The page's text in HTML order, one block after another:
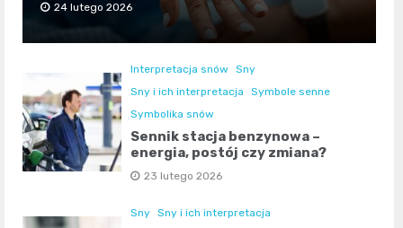
24 lutego 2026
Interpretacja snów
Sny
Sny i ich interpretacja
Symbole senne
Symbolika snów
Sennik stacja benzynowa –
energia, postój czy zmiana?
23 lutego 2026
Sny Sny i ich interpretacja